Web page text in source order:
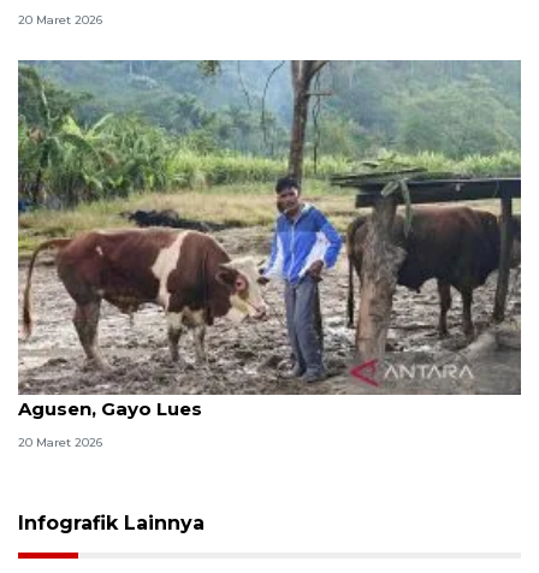
20 Maret 2026
Sapi kiriman Presiden Prabowo tiba di Desa
Agusen, Gayo Lues
20 Maret 2026
Infografik Lainnya